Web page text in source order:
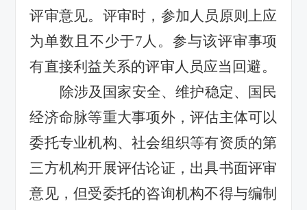
评审意见。评审时，参加人员原则上应
为单数且不少于7人。参与该评审事项
有直接利益关系的评审人员应当回避。
除涉及国家安全、维护稳定、国民
经济命脉等重大事项外，评估主体可以
委托专业机构、社会组织等有资质的第
三方机构开展评估论证，出具书面评审
意见，但受委托的咨询机构不得与编制